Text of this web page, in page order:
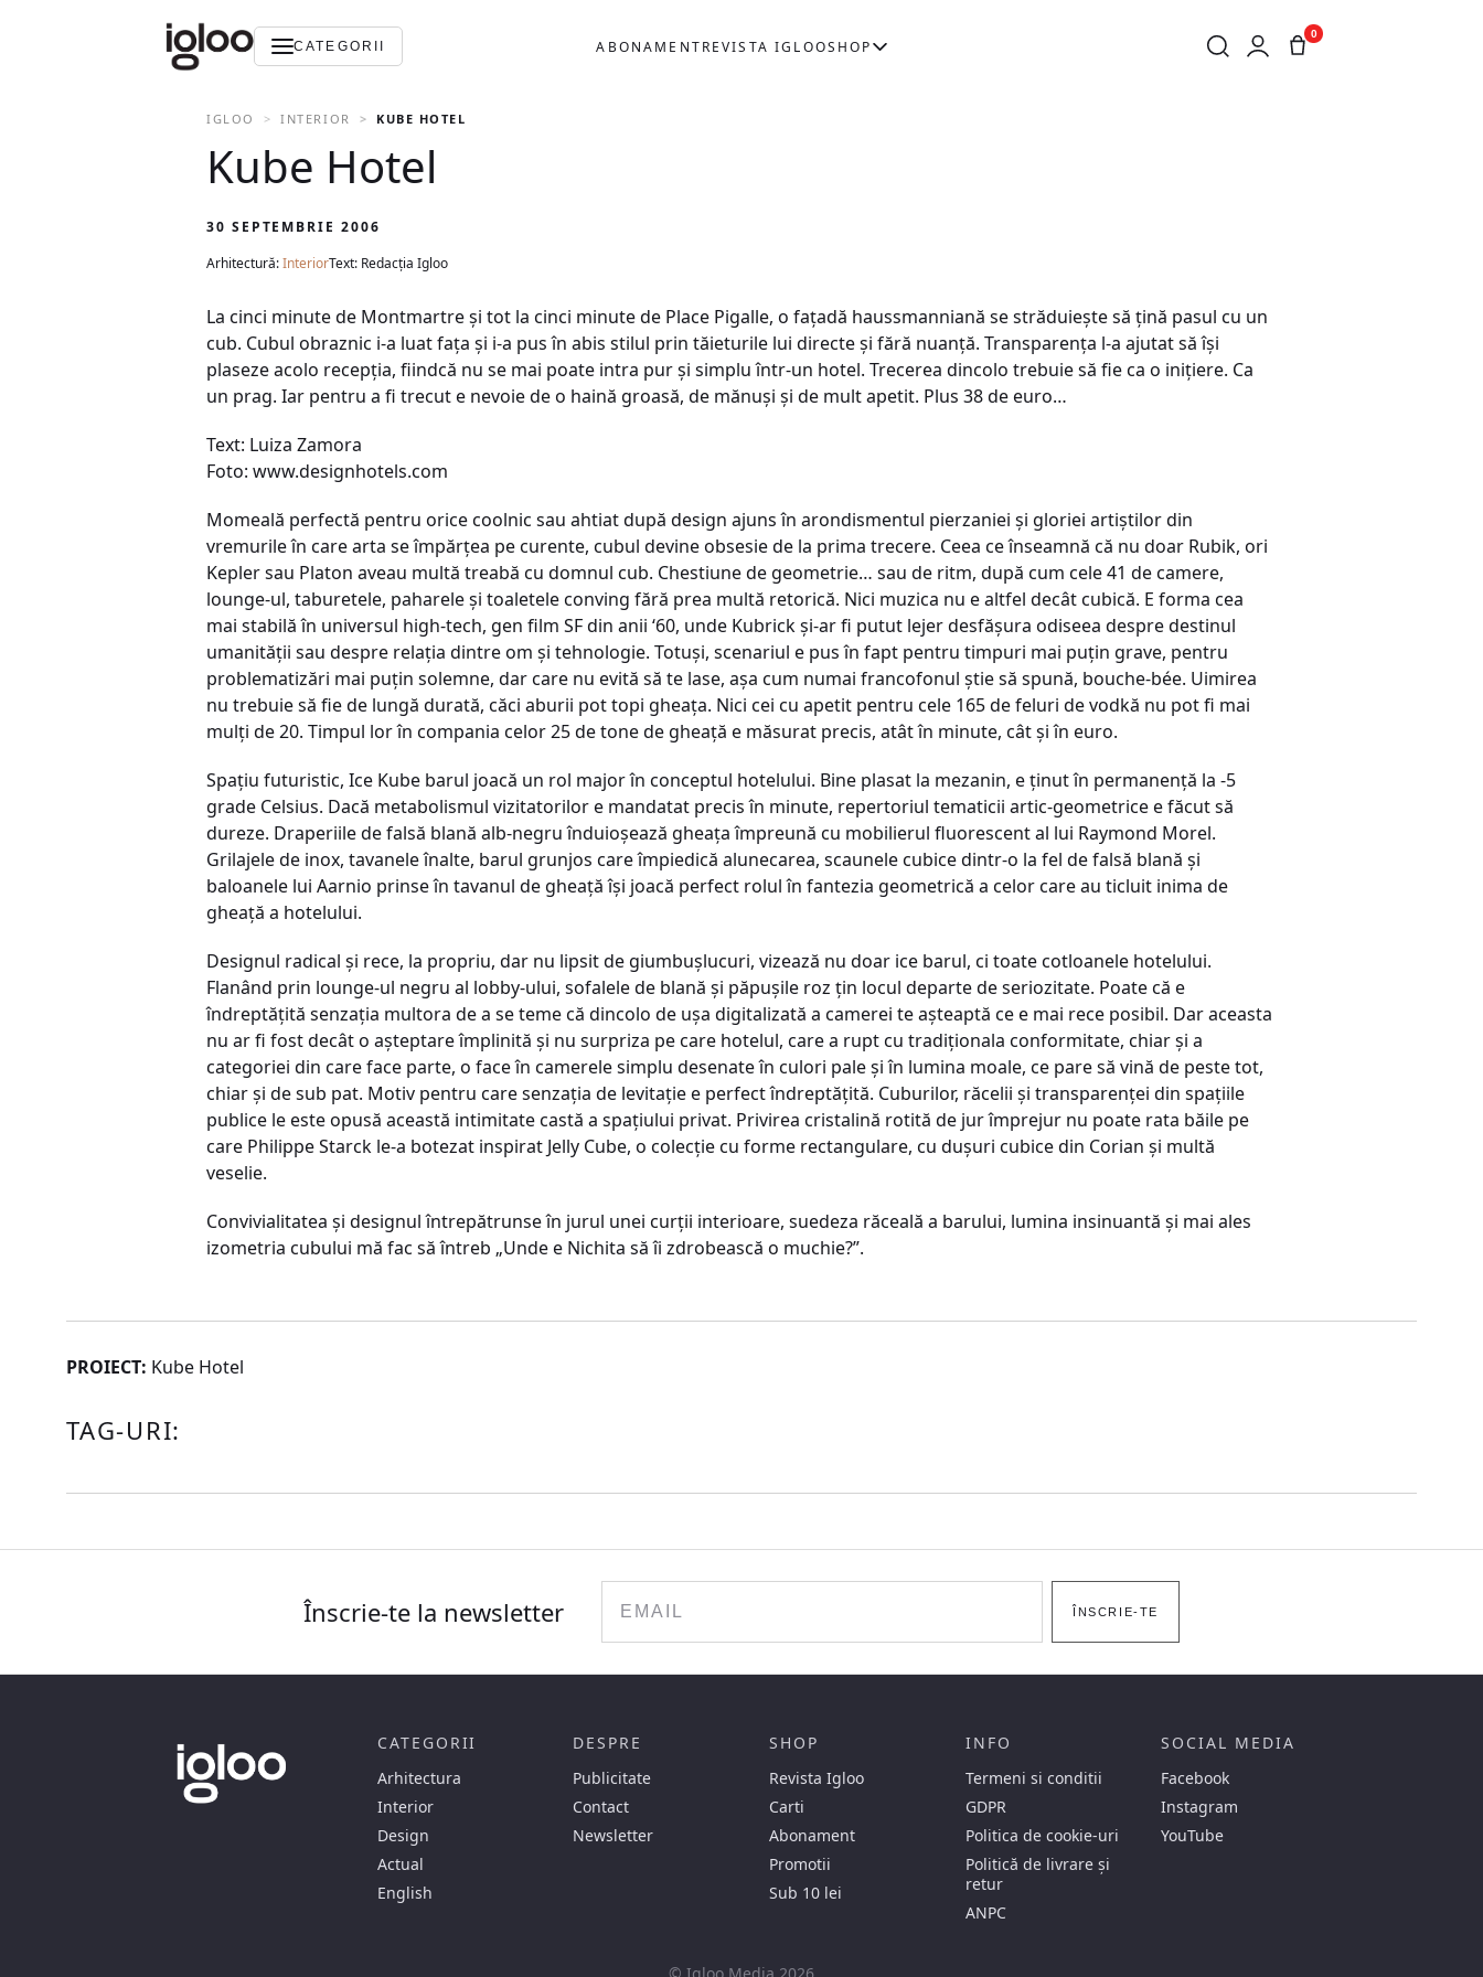
CATEGORII ABONAMENTREVISTA IGLOOSHOP
0
IGLOO INTERIOR KUBE HOTEL
Kube Hotel
30 SEPTEMBRIE 2006
Arhitectură:InteriorText: Redacția Igloo
La cinci minute de Montmartre şi tot la cinci minute de Place Pigalle, o faţadă haussmanniană se străduieşte să ţină pasul cu un
cub. Cubul obraznic i-a luat faţa şi i-a pus în abis stilul prin tăieturile lui directe şi fără nuanţă. Transparenţa l-a ajutat să îşi
plaseze acolo recepţia, fiindcă nu se mai poate intra pur şi simplu într-un hotel. Trecerea dincolo trebuie să fie ca o iniţiere. Ca
un prag. Iar pentru a fi trecut e nevoie de o haină groasă, de mănuşi şi de mult apetit. Plus 38 de euro…
Text: Luiza Zamora
Foto: www.designhotels.com
Momeală perfectă pentru orice coolnic sau ahtiat după design ajuns în arondismentul pierzaniei şi gloriei artiştilor din
vremurile în care arta se împărţea pe curente, cubul devine obsesie de la prima trecere. Ceea ce înseamnă că nu doar Rubik, ori
Kepler sau Platon aveau multă treabă cu domnul cub. Chestiune de geometrie… sau de ritm, după cum cele 41 de camere,
lounge-ul, taburetele, paharele şi toaletele conving fără prea multă retorică. Nici muzica nu e altfel decât cubică. E forma cea
mai stabilă în universul high-tech, gen film SF din anii ‘60, unde Kubrick şi-ar fi putut lejer desfăşura odiseea despre destinul
umanităţii sau despre relaţia dintre om şi tehnologie. Totuşi, scenariul e pus în fapt pentru timpuri mai puţin grave, pentru
problematizări mai puţin solemne, dar care nu evită să te lase, aşa cum numai francofonul ştie să spună, bouche-bée. Uimirea
nu trebuie să fie de lungă durată, căci aburii pot topi gheaţa. Nici cei cu apetit pentru cele 165 de feluri de vodkă nu pot fi mai
mulţi de 20. Timpul lor în compania celor 25 de tone de gheaţă e măsurat precis, atât în minute, cât şi în euro.
Spaţiu futuristic, Ice Kube barul joacă un rol major în conceptul hotelului. Bine plasat la mezanin, e ţinut în permanenţă la -5
grade Celsius. Dacă metabolismul vizitatorilor e mandatat precis în minute, repertoriul tematicii artic-geometrice e făcut să
dureze. Draperiile de falsă blană alb-negru înduioşează gheaţa împreună cu mobilierul fluorescent al lui Raymond Morel.
Grilajele de inox, tavanele înalte, barul grunjos care împiedică alunecarea, scaunele cubice dintr-o la fel de falsă blană şi
baloanele lui Aarnio prinse în tavanul de gheaţă îşi joacă perfect rolul în fantezia geometrică a celor care au ticluit inima de
gheaţă a hotelului.
Designul radical şi rece, la propriu, dar nu lipsit de giumbuşlucuri, vizează nu doar ice barul, ci toate cotloanele hotelului.
Flanând prin lounge-ul negru al lobby-ului, sofalele de blană şi păpuşile roz ţin locul departe de seriozitate. Poate că e
îndreptăţită senzaţia multora de a se teme că dincolo de uşa digitalizată a camerei te aşteaptă ce e mai rece posibil. Dar aceasta
nu ar fi fost decât o aşteptare împlinită şi nu surpriza pe care hotelul, care a rupt cu tradiţionala conformitate, chiar şi a
categoriei din care face parte, o face în camerele simplu desenate în culori pale şi în lumina moale, ce pare să vină de peste tot,
chiar şi de sub pat. Motiv pentru care senzaţia de levitaţie e perfect îndreptăţită. Cuburilor, răcelii şi transparenţei din spaţiile
publice le este opusă această intimitate castă a spaţiului privat. Privirea cristalină rotită de jur împrejur nu poate rata băile pe
care Philippe Starck le-a botezat inspirat Jelly Cube, o colecţie cu forme rectangulare, cu duşuri cubice din Corian şi multă
veselie.
Convivialitatea şi designul întrepătrunse în jurul unei curţii interioare, suedeza răceală a barului, lumina insinuantă şi mai ales
izometria cubului mă fac să întreb „Unde e Nichita să îi zdrobească o muchie?”.
PROIECT: Kube Hotel
TAG-URI:
Înscrie-te la newsletter ÎNSCRIE-TE
CATEGORII
Arhitectura
Interior
Design
Actual
English
DESPRE
Publicitate
Contact
Newsletter
SHOP
Revista Igloo
Carti
Abonament
Promotii
Sub 10 lei
INFO
Termeni si conditii
GDPR
Politica de cookie-uri
Politică de livrare și
retur
ANPC
SOCIAL MEDIA
Facebook
Instagram
YouTube